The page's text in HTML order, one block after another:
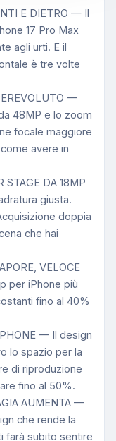
E DIETRO — Il
17 Pro Max
agli urti. E il
è tre volte
—
48MP e lo zoom
focale maggiore
avere in
STAGE DA 18MP
giusta.
doppia
che hai
VELOCE
per iPhone più
fino al 40%
— Il design
lo spazio per la
di riproduzione
fino al 50%.
AUMENTA —
che rende la
farà subito sentire